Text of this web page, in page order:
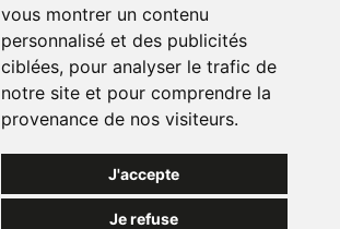
vous montrer un contenu
personnalisé et des publicités
ciblées, pour analyser le trafic de
notre site et pour comprendre la
provenance de nos visiteurs.
J'accepte
Je refuse
- Fatima Abachra - APB 521704 - N°
BE0882-700-592